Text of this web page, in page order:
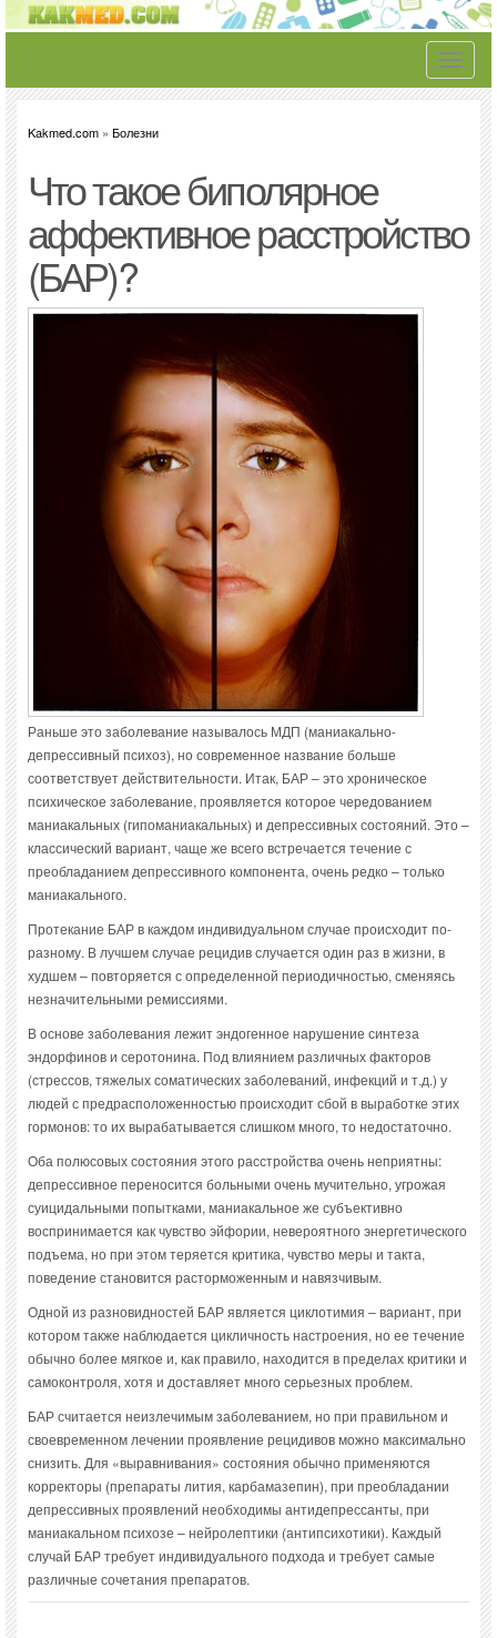
Toggle
Kakmed.com » Болезни
Что такое биполярное
аффективное расстройство
(БАР)?
Раньше это заболевание называлось МДП (маниакально-
депрессивный психоз), но современное название больше
соответствует действительности. Итак, БАР – это хроническое
психическое заболевание, проявляется которое чередованием
маниакальных (гипоманиакальных) и депрессивных состояний. Это –
классический вариант, чаще же всего встречается течение с
преобладанием депрессивного компонента, очень редко – только
маниакального.
Протекание БАР в каждом индивидуальном случае происходит по-
разному. В лучшем случае рецидив случается один раз в жизни, в
худшем – повторяется с определенной периодичностью, сменяясь
незначительными ремиссиями.
В основе заболевания лежит эндогенное нарушение синтеза
эндорфинов и серотонина. Под влиянием различных факторов
(стрессов, тяжелых соматических заболеваний, инфекций и т.д.) у
людей с предрасположенностью происходит сбой в выработке этих
гормонов: то их вырабатывается слишком много, то недостаточно.
Оба полюсовых состояния этого расстройства очень неприятны:
депрессивное переносится больными очень мучительно, угрожая
суицидальными попытками, маниакальное же субъективно
воспринимается как чувство эйфории, невероятного энергетического
подъема, но при этом теряется критика, чувство меры и такта,
поведение становится расторможенным и навязчивым.
Одной из разновидностей БАР является циклотимия – вариант, при
котором также наблюдается цикличность настроения, но ее течение
обычно более мягкое и, как правило, находится в пределах критики и
самоконтроля, хотя и доставляет много серьезных проблем.
БАР считается неизлечимым заболеванием, но при правильном и
своевременном лечении проявление рецидивов можно максимально
снизить. Для «выравнивания» состояния обычно применяются
корректоры (препараты лития, карбамазепин), при преобладании
депрессивных проявлений необходимы антидепрессанты, при
маниакальном психозе – нейролептики (антипсихотики). Каждый
случай БАР требует индивидуального подхода и требует самые
различные сочетания препаратов.